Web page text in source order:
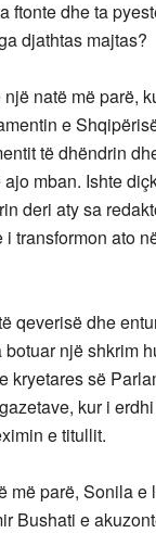
ftonte dhe ta
djathtas majtas?
natë më parë,
e
të dhëndrin
mban. Ishte
deri aty sa
transformon ato
qeverisë dhe
një shkrim
kryetares së
kur i
e titullit.
më parë, Sonila
Bushati e